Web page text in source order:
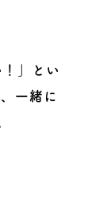
」とい
一緒に